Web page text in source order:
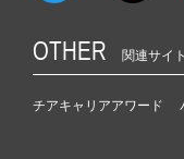
OTHER 関連サイト
チアキャリアアワード